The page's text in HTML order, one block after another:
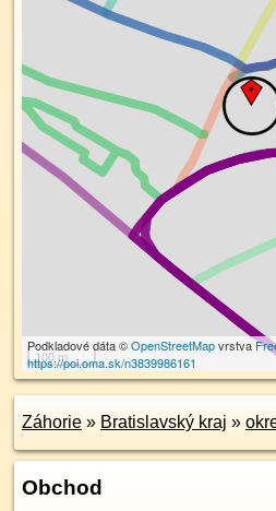
100 m
Podkladové dáta ©OpenStreetMapvrstva
https://poi.oma.sk/n3839986161
Záhorie » Bratislavský kraj »
Obchod